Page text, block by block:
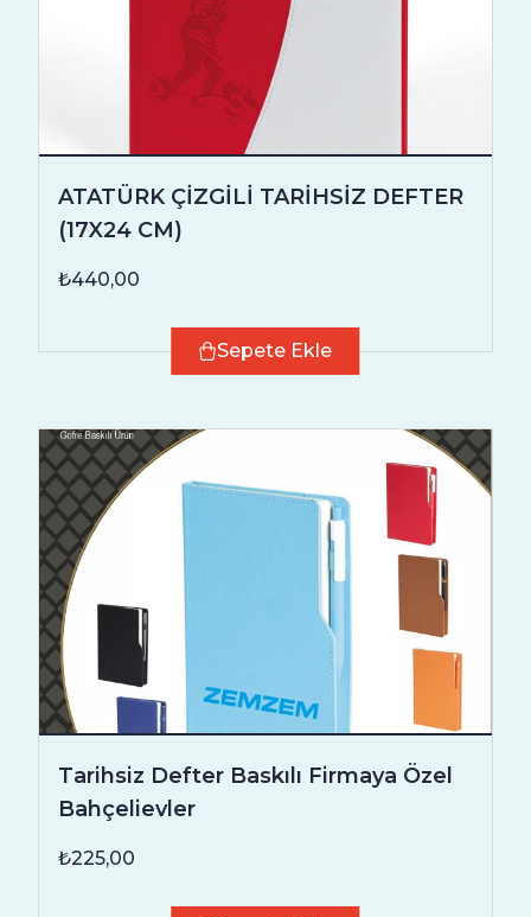
ATATÜRK ÇİZGİLİ TARİHSİZ DEFTER
(17X24 CM)
₺440,00
Sepete Ekle
Tarihsiz Defter Baskılı Firmaya Özel
Bahçelievler
₺225,00